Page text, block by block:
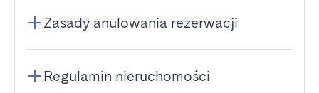
Zasady anulowania rezerwacji
Regulamin nieruchomości